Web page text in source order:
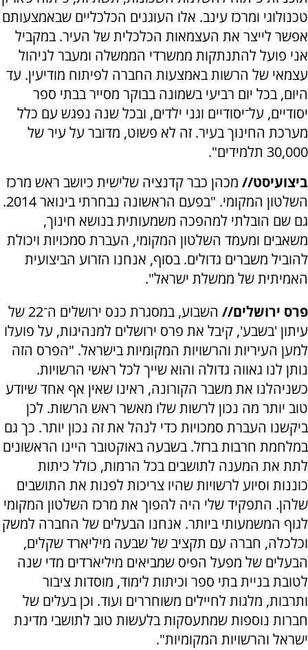
טכנולוגי ומרכז עינב. אלו העוגנים הכלכליים שבאמצעותם
אפשר לייצר את העצמאות הכלכלית של העיר. במקביל
אני פועל להתנתקות ממשרדי הממשלה ומעבר לניהול
עצמאי של הרשות באמצעות החברה לפיתוח מודיעין. עד
היום, בכל יום רביעי בשמונה בבוקר מסייר בבתי ספר
יסודיים, על־יסודיים וגני ילדים, ובכל שנה נפגש עם כלל
מערכת החינוך בעיר. זה לא פשוט, מדובר על עיר של
30,000 תלמידים".
ביצועיסט// מכהן כבר קדנציה שלישית כיושב ראש מרכז
השלטון המקומי. "בפעם הראשונה נבחרתי בינואר 2014.
גם שם הובלתי למהפכה משמעותית בנושא חינוך,
משאבים ומעמד השלטון המקומי, העברת סמכויות ויכולת
להוביל משברים גדולים. בסוף, אנחנו הזרוע הביצועית
האמיתית של ממשלת ישראל".
פרס ירושלים//
השבוע, במסגרת כנס ירושלים ה־22 של
עיתון 'בשבע', קיבל את פרס ירושלים למנהיגות, על פועלו
למען העיריות והרשויות המקומיות בישראל. "הפרס הזה
נותן לנו גאווה גדולה והוא שייך לכל ראשי הרשויות.
כשניהלנו את משבר הקורונה, ראינו שאין אף אחד שיודע
טוב יותר מה נכון לרשות שלו מאשר ראש הרשות. לכן
ביקשנו העברת סמכויות כדי לנהל את זה נכון יותר. כך גם
במלחמת חרבות ברזל. בשבעה באוקטובר היינו הראשונים
לתת את המענה לתושבים בכל הרמות, כולל כיתות
כוננות וסיוע לרשויות שהיו צריכות לפנות את התושבים
שלהן. התפקיד שלי היה להפוך את מרכז השלטון המקומי
לגוף המשמעותי ביותר. אנחנו הבעלים של החברה למשק
וכלכלה, חברה עם תקציב של שבעה מיליארד שקלים,
הבעלים של מפעל הפיס שמביאים מיליארדים מדי שנה
לטובת בניית בתי ספר וכיתות לימוד, מוסדות ציבור
ותרבות, מלגות לחיילים משוחררים ועוד. וכן בעלים של
חברות נוספות שמתעסקות בלעשות טוב לתושבי מדינת
ישראל והרשויות המקומיות".